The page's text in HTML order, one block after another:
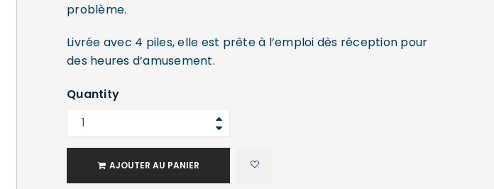
problème.
Livrée avec 4 piles, elle est prête à l’emploi dès réception pour
des heures d’amusement.
Quantity
AJOUTER AU PANIER